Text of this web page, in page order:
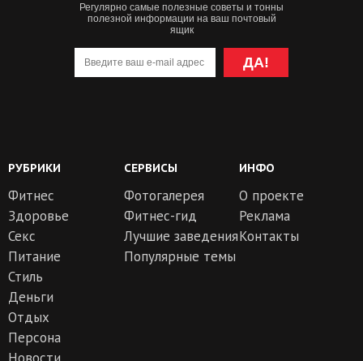
Регулярно самые полезные советы и тонны
полезной информации на ваш почтовый
ящик
ДА!
РУБРИКИ
Фитнес
Здоровье
Секс
Питание
Стиль
Деньги
Отдых
Персона
СЕРВИСЫ
Фотогалерея
Фитнес-гид
Лучшие заведения
Популярные темы
ИНФО
О проекте
Реклама
Контакты